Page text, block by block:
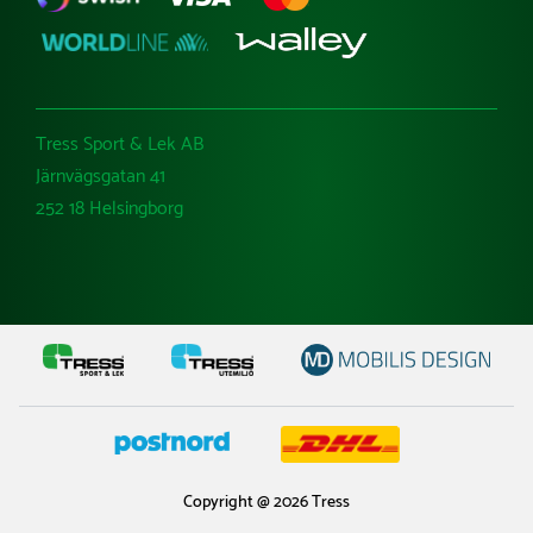
Tress Sport & Lek AB
Järnvägsgatan 41
252 18 Helsingborg
Copyright @ 2026 Tress